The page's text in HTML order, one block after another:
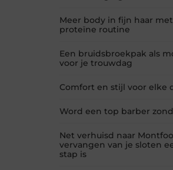
Meer body in fijn haar
proteïne routine
Een bruidsbroekpak als
voor je trouwdag
Comfort en stijl voor elke
Word een top barber
Net verhuisd naar
vervangen van je sloten
stap is